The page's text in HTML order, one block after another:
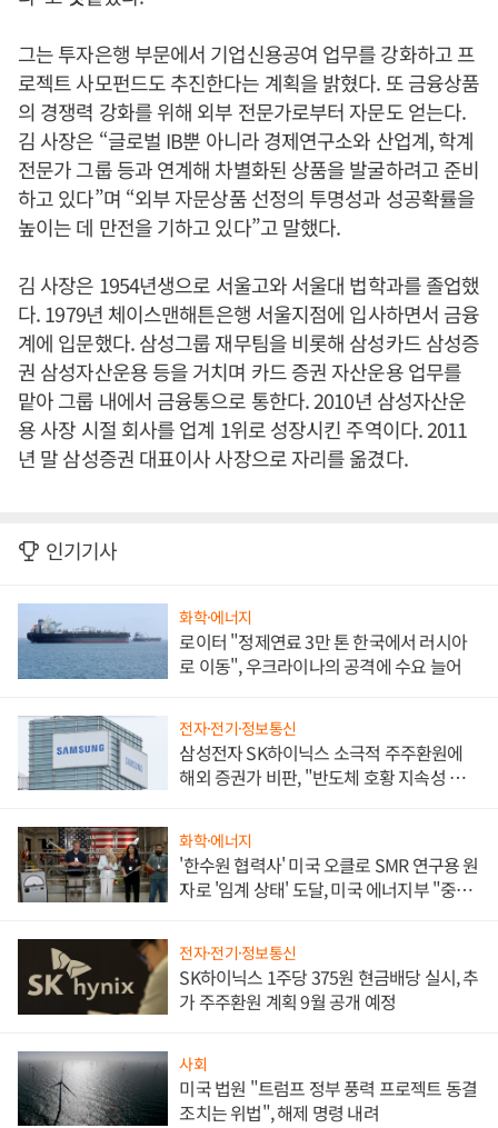
그는 투자은행 부문에서 기업신용공여 업무를 강화하고 프
로젝트 사모펀드도 추진한다는 계획을 밝혔다. 또 금융상품
의 경쟁력 강화를 위해 외부 전문가로부터 자문도 얻는다.
김 사장은 “글로벌 IB뿐 아니라 경제연구소와 산업계, 학계
전문가 그룹 등과 연계해 차별화된 상품을 발굴하려고 준비
하고 있다”며 “외부 자문상품 선정의 투명성과 성공확률을
높이는 데 만전을 기하고 있다”고 말했다.
김 사장은 1954년생으로 서울고와 서울대 법학과를 졸업했
다. 1979년 체이스맨해튼은행 서울지점에 입사하면서 금융
계에 입문했다. 삼성그룹 재무팀을 비롯해 삼성카드 삼성증
권 삼성자산운용 등을 거치며 카드 증권 자산운용 업무를
맡아 그룹 내에서 금융통으로 통한다. 2010년 삼성자산운
용 사장 시절 회사를 업계 1위로 성장시킨 주역이다. 2011
년 말 삼성증권 대표이사 사장으로 자리를 옮겼다.
인기기사
화학·에너지
로이터 "정제연료 3만 톤 한국에서 러시아
로 이동", 우크라이나의 공격에 수요 늘어
전자·전기·정보통신
삼성전자 SK하이닉스 소극적 주주환원에
해외 증권가 비판, "반도체 호황 지속성 의
화학·에너지
'한수원 협력사' 미국 오클로 SMR 연구용 원
자로 '임계 상태' 도달, 미국 에너지부 "중요
전자·전기·정보통신
SK하이닉스 1주당 375원 현금배당 실시, 추
가 주주환원 계획 9월 공개 예정
사회
미국 법원 "트럼프 정부 풍력 프로젝트 동결
조치는 위법", 해제 명령 내려